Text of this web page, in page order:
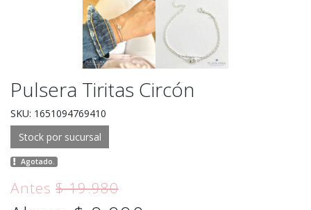
Pulsera Tiritas Circón
SKU: 1651094769410
Stock por sucursal
Agotado.
Antes$ 19.980